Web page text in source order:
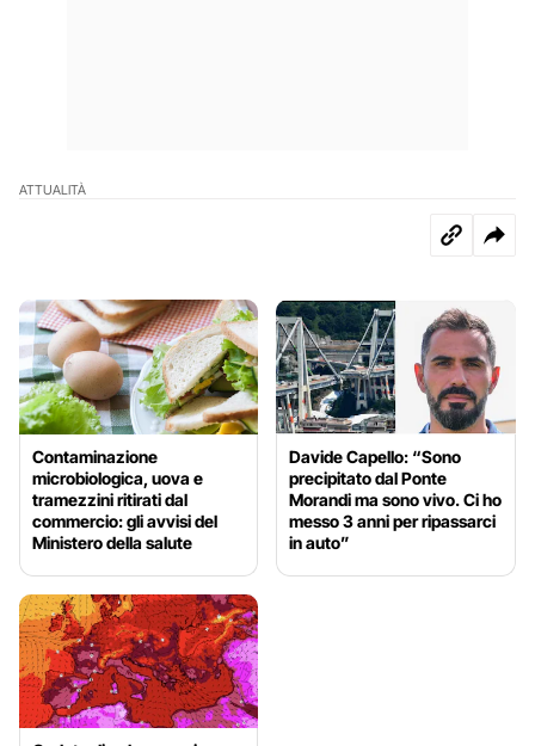
ATTUALITÀ
Contaminazione
microbiologica, uova e
tramezzini ritirati dal
commercio: gli avvisi del
Ministero della salute
Davide Capello: “Sono
precipitato dal Ponte
Morandi ma sono vivo. Ci ho
messo 3 anni per ripassarci
in auto”